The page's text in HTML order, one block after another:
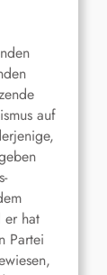
auf
er hat
Partei